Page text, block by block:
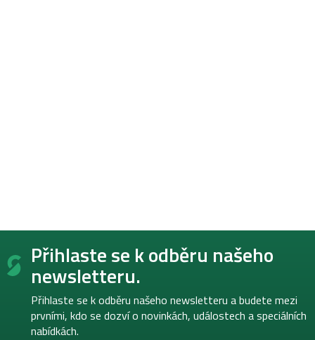
Z
Přihlaste se k odběru našeho
newsletteru.
Přihlaste se k odběru našeho newsletteru a budete mezi
prvními, kdo se dozví o novinkách, událostech a speciálních
nabídkách.